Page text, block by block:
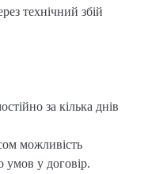
технічний збій
за кілька днів
можливість
умов у договір.